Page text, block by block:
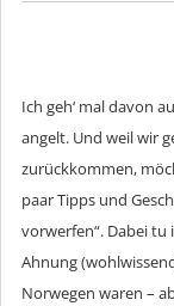
Ich geh‘ mal davon
angelt. Und weil wir
zurückkommen,
paar Tipps und
vorwerfen“. Dabei tu
Ahnung
Norwegen waren –